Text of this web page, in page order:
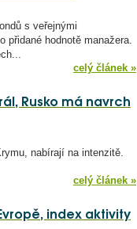
s veřejnými
přidané hodnotě manažera.
celý článek »
Rusko má navrch
nabírají na intenzitě.
celý článek »
index aktivity